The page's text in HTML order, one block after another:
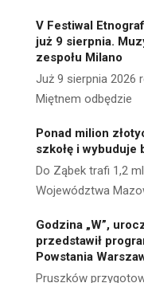
V Festiwal
już 9 sierpnia.
zespołu Milano
Już 9 sierpnia 2026
Miętnem odbędzie
Ponad milion
szkołę i wybuduje
Do Ząbek trafi 1,2
Województwa
Godzina „W”,
przedstawił
Powstania
Pruszków